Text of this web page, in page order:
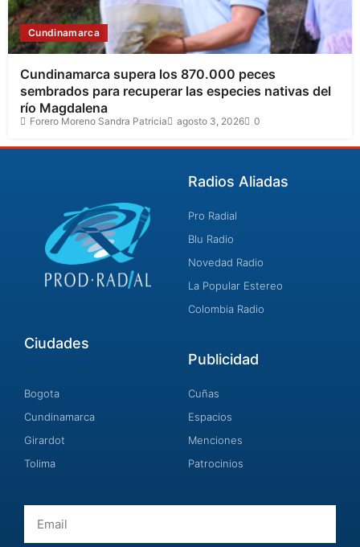
Cundinamarca
Cundinamarca supera los 870.000 peces
sembrados para recuperar las especies nativas del
río Magdalena
Forero Moreno Sandra Patricia agosto 3, 2026 0
Radios Aliadas
Pro Radial
Blu Radio
Novedad Radio
La Popular Estereo
Colombia Radio
Ciudades
Bogota
Cundinamarca
Girardot
Tolima
Publicidad
Cuñas
Espacios
Menciones
Patrocinios